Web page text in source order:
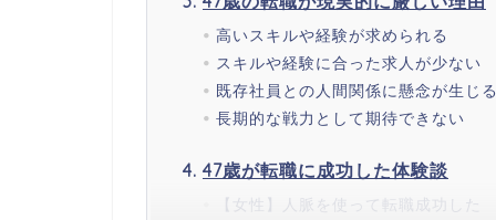
高いスキルや経験が求められる
スキルや経験に合った求人が少ない
既存社員との人間関係に懸念が生じる
長期的な戦力として期待できない
47歳が転職に成功した体験談
【女性】人脈を使って転職成功した